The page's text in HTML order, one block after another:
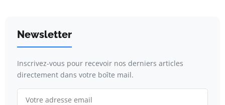
Newsletter
Inscrivez-vous pour recevoir nos derniers articles
directement dans votre boîte mail.